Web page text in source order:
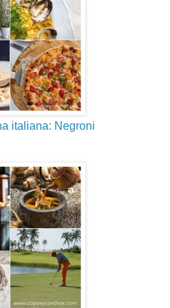
italiana: Negroni